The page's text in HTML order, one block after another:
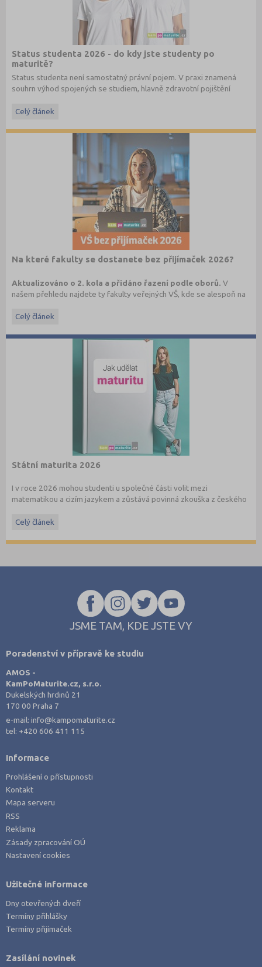
Status studenta 2026 - do kdy jste studenty po
maturitě?
Status studenta není samostatný právní pojem. V praxi znamená
souhrn výhod spojených se studiem, hlavně zdravotní pojištění
Celý článek
Na které fakulty se dostanete bez přijímaček 2026?
Aktualizováno o 2. kola a přidáno řazení podle oborů.V
našem přehledu najdete ty fakulty veřejných VŠ, kde se alespoň na
o prominutí přijímaček museli žádat.
Celý článek
Státní maturita 2026
I v roce 2026 mohou studenti u společné části volit mezi
matematikou a cizím jazykem a zůstává povinná zkouška z českého
informacemi.
Celý článek
JSME TAM, KDE JSTE VY
Poradenství v přípravě ke studiu
AMOS -
KamPoMaturite.cz, s.r.o.
Dukelských hrdinů 21
170 00 Praha 7
e-mail:info@kampomaturite.cz
tel: +420 606 411 115
Informace
Prohlášení o přístupnosti
Kontakt
Mapa serveru
RSS
Reklama
Zásady zpracování OÚ
Nastavení cookies
Užitečné informace
Dny otevřených dveří
Termíny přihlášky
Termíny přijímaček
Zasílání novinek